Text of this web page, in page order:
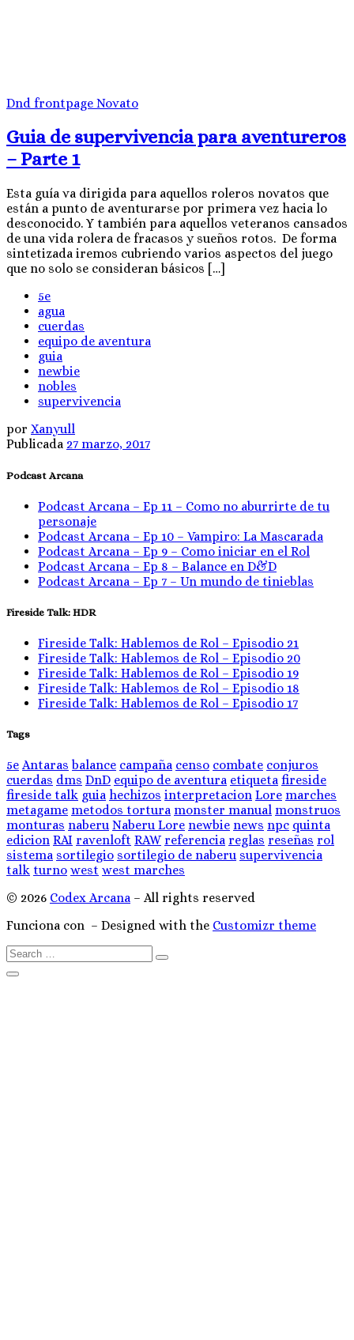
Dnd frontpage Novato
Guia de supervivencia para aventureros
– Parte 1
Esta guía va dirigida para aquellos roleros novatos que
están a punto de aventurarse por primera vez hacia lo
desconocido. Y también para aquellos veteranos cansados
de una vida rolera de fracasos y sueños rotos. De forma
sintetizada iremos cubriendo varios aspectos del juego
que no solo se consideran básicos […]
5e
agua
cuerdas
equipo de aventura
guia
newbie
nobles
supervivencia
por Xanyull
Publicada 27 marzo, 2017
Podcast Arcana
Podcast Arcana – Ep 11 – Como no aburrirte de tu
personaje
Podcast Arcana – Ep 10 – Vampiro: La Mascarada
Podcast Arcana – Ep 9 – Como iniciar en el Rol
Podcast Arcana – Ep 8 – Balance en D&D
Podcast Arcana – Ep 7 – Un mundo de tinieblas
Fireside Talk: HDR
Fireside Talk: Hablemos de Rol – Episodio 21
Fireside Talk: Hablemos de Rol – Episodio 20
Fireside Talk: Hablemos de Rol – Episodio 19
Fireside Talk: Hablemos de Rol – Episodio 18
Fireside Talk: Hablemos de Rol – Episodio 17
Tags
5e Antaras balance campaña censo combate conjuros
cuerdas dms DnD equipo de aventura etiqueta fireside
fireside talk guia hechizos interpretacion Lore marches
metagame metodos tortura monster manual monstruos
monturas naberu Naberu Lore newbie news npc quinta
edicion RAI ravenloft RAW referencia reglas reseñas rol
sistema sortilegio sortilegio de naberu supervivencia
talk turno west west marches
© 2026 Codex Arcana – All rights reserved
Funciona con – Designed with the Customizr theme
Search
Search